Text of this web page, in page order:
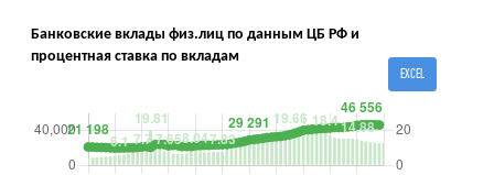
Банковские вклады физ.лиц по данным ЦБ РФ и
процентная ставка по вкладам
EXCEL